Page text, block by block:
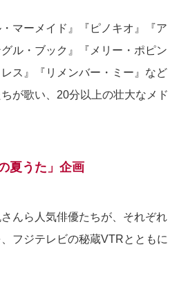
マーメイド』『ピノキオ』『ア
ル・ブック』『メリー・ポピン
ス』『リメンバー・ミー』など
が歌い、20分以上の壮大なメド
夏うた」企画
んら人気俳優たちが、それぞれ
フジテレビの秘蔵VTRとともに